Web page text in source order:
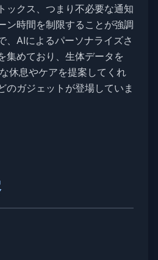
ックス、つまり不必要な通知
ン時間を制限することが強調
、AIによるパーソナライズさ
集めており、生体データを
休息やケアを提案してくれ
のガジェットが登場していま